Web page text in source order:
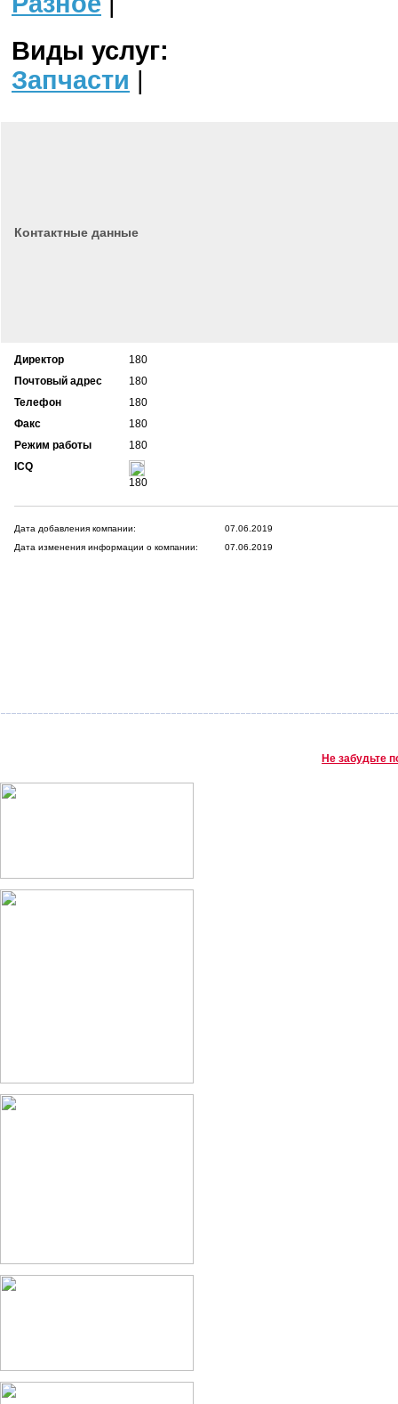
Виды услуг:
Запчасти |
Контактные данные
Директор
180
Почтовый адрес
180
Телефон
180
Факс
180
Режим работы
180
ICQ
180
Дата добавления компании:
07.06.2019
Дата изменения информации о компании:
07.06.2019
Не забудьте